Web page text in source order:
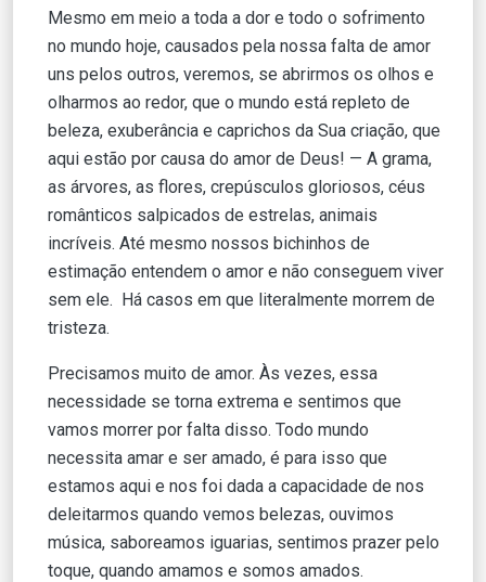
Mesmo em meio a toda a dor e todo o sofrimento
no mundo hoje, causados pela nossa falta de amor
uns pelos outros, veremos, se abrirmos os olhos e
olharmos ao redor, que o mundo está repleto de
beleza, exuberância e caprichos da Sua criação, que
aqui estão por causa do amor de Deus! — A grama,
as árvores, as flores, crepúsculos gloriosos, céus
românticos salpicados de estrelas, animais
incríveis. Até mesmo nossos bichinhos de
estimação entendem o amor e não conseguem viver
sem ele. Há casos em que literalmente morrem de
tristeza.
Precisamos muito de amor. Às vezes, essa
necessidade se torna extrema e sentimos que
vamos morrer por falta disso. Todo mundo
necessita amar e ser amado, é para isso que
estamos aqui e nos foi dada a capacidade de nos
deleitarmos quando vemos belezas, ouvimos
música, saboreamos iguarias, sentimos prazer pelo
toque, quando amamos e somos amados.